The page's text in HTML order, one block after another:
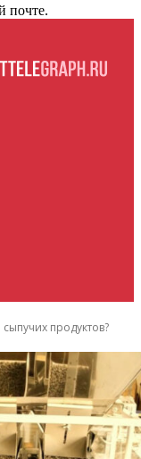
почте.
продуктов?